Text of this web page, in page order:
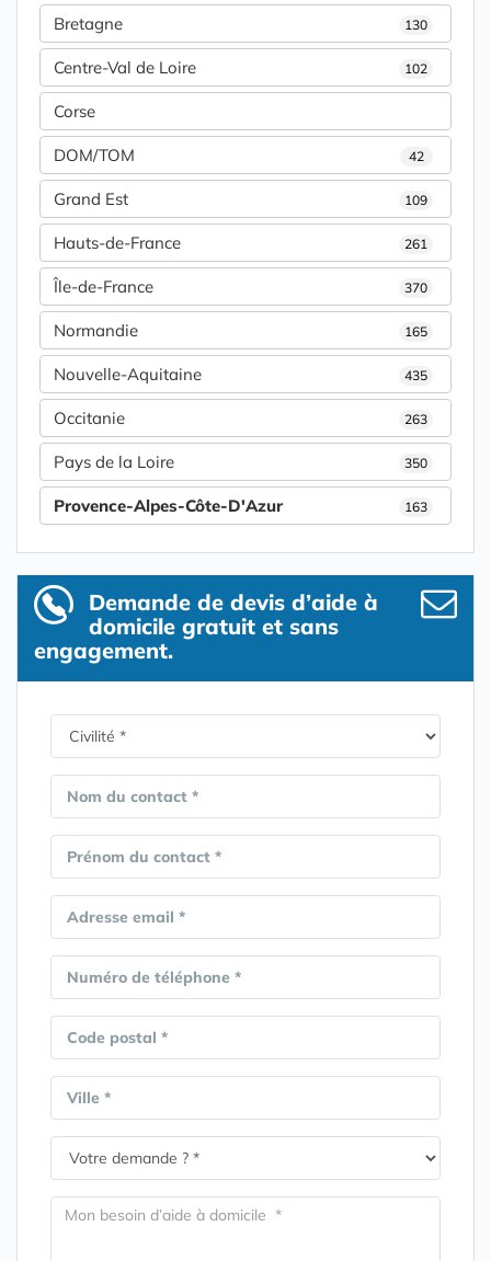
Bretagne 130
Centre-Val de Loire 102
Corse
DOM/TOM 42
Grand Est 109
Hauts-de-France 261
Île-de-France 370
Normandie 165
Nouvelle-Aquitaine 435
Occitanie 263
Pays de la Loire 350
Provence-Alpes-Côte-D'Azur 163
Demande de devis d’aide à
domicile gratuit et sans
engagement.
Nom du contact *
Prénom du contact *
Adresse email *
Numéro de téléphone *
Code postal *
Ville *